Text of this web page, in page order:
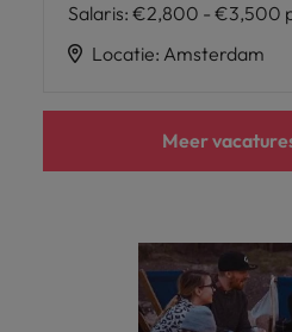
Salaris: €2,800 - €3,500
Locatie: Amsterdam
Meer